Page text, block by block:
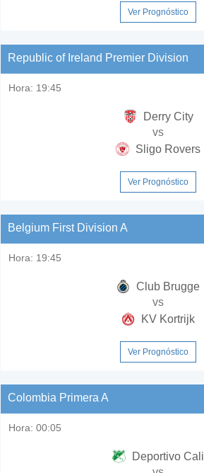
Ver Prognóstico
Republic of Ireland Premier Division
Hora: 19:45
Derry City
vs
Sligo Rovers
Ver Prognóstico
Belgium First Division A
Hora: 19:45
Club Brugge
vs
KV Kortrijk
Ver Prognóstico
Colombia Primera A
Hora: 00:05
Deportivo Cali